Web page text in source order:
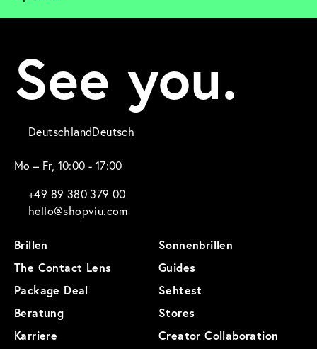
See you.
DeutschlandDeutsch
Mo – Fr, 10:00 - 17:00
+49 89 380 379 00
hello@shopviu.com
Brillen
Sonnenbrillen
The Contact Lens
Guides
Package Deal
Sehtest
Beratung
Stores
Karriere
Creator Collaboration